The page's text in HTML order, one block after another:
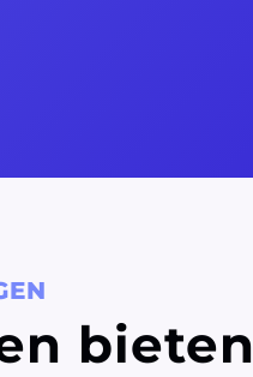
bieten